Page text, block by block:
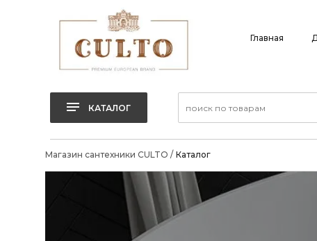
Главная
КАТАЛОГ
Магазин сантехники CULTO / Каталог